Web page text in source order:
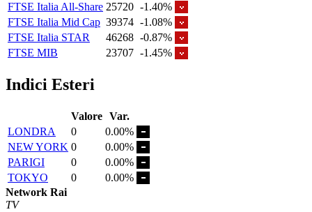
FTSE Italia All-Share 25720 -1.40%
FTSE Italia Mid Cap 39374 -1.08%
FTSE Italia STAR
46268 -0.87%
FTSE MIB
23707 -1.45%
Indici Esteri
Valore Var.
LONDRA
0
0.00%
NEW YORK 0
0.00%
PARIGI
0
0.00%
TOKYO
0
0.00%
Network Rai
TV